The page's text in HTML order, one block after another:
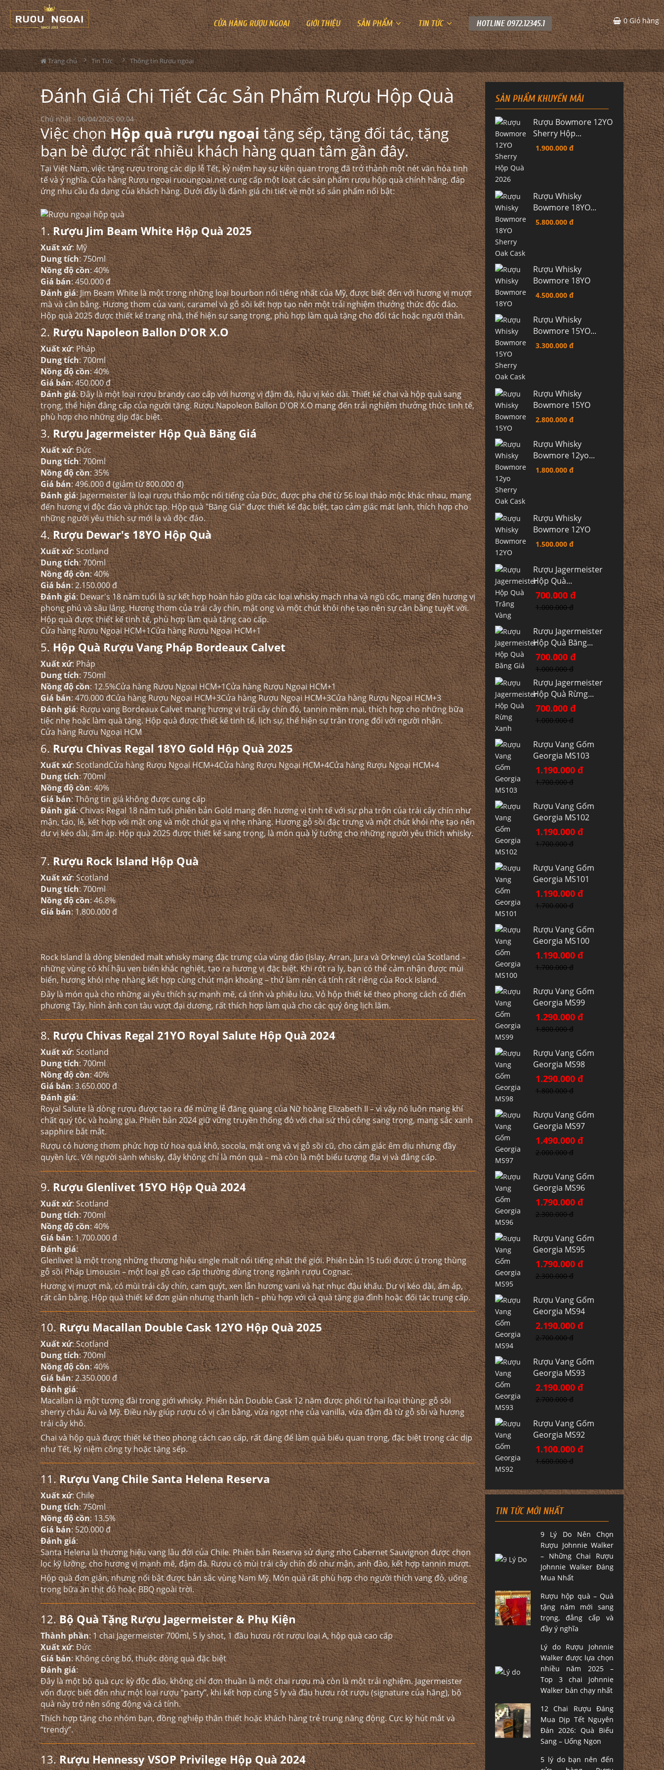
CỬA HÀNG RƯỢU NGOẠI GIỚI THIỆU SẢN PHẨM TIN TỨC HOTLINE 0972.12345.1 0 Giỏ hàng
Trang chủ Tin Tức Thông tin Rượu ngoại
Đánh Giá Chi Tiết Các Sản Phẩm Rượu Hộp Quà
Chủ nhật - 06/04/2025 00:04
Việc chọnHộp quà rượu ngoạitặng sếp, tặng đối tác, tặng
bạn bè được rất nhiều khách hàng quan tâm gần đây.
Tại Việt Nam, việc tặng rượu trong các dịp lễ Tết, kỷ niệm hay sự kiện quan trọng đã trở thành một nét văn hóa tinh
tế và ý nghĩa. Cửa hàng Rượu ngoạiruoungoai.netcung cấp một loạt các sản phẩm rượu hộp quà chính hãng, đáp
ứng nhu cầu đa dạng của khách hàng. Dưới đây là đánh giá chi tiết về một số sản phẩm nổi bật:​
1.Rượu Jim Beam White Hộp Quà 2025
Xuất xứ: Mỹ​
Dung tích: 750ml​
Nồng độ cồn: 40%​
Giá bán: 450.000 đ​
Đánh giá: Jim Beam White là một trong những loại bourbon nổi tiếng nhất của Mỹ, được biết đến với hương vị mượt
mà và cân bằng. Hương thơm của vani, caramel và gỗ sồi kết hợp tạo nên một trải nghiệm thưởng thức độc đáo.
Hộp quà 2025 được thiết kế trang nhã, thể hiện sự sang trọng, phù hợp làm quà tặng cho đối tác hoặc người thân.​
2.Rượu Napoleon Ballon D'OR X.O
Xuất xứ: Pháp​
Dung tích: 700ml​
Nồng độ cồn: 40%​
Giá bán: 450.000 đ​
Đánh giá: Đây là một loại rượu brandy cao cấp với hương vị đậm đà, hậu vị kéo dài. Thiết kế chai và hộp quà sang
trọng, thể hiện đẳng cấp của người tặng. Rượu Napoleon Ballon D'OR X.O mang đến trải nghiệm thưởng thức tinh tế,
phù hợp cho những dịp đặc biệt.​
3.Rượu Jagermeister Hộp Quà Băng Giá
Xuất xứ: Đức​
Dung tích: 700ml​
Nồng độ cồn: 35%​
Giá bán: 496.000 đ (giảm từ 800.000 đ)
Đánh giá: Jagermeister là loại rượu thảo mộc nổi tiếng của Đức, được pha chế từ 56 loại thảo mộc khác nhau, mang
đến hương vị độc đáo và phức tạp. Hộp quà "Băng Giá" được thiết kế đặc biệt, tạo cảm giác mát lạnh, thích hợp cho
những người yêu thích sự mới lạ và độc đáo.​
4.Rượu Dewar's 18YO Hộp Quà
Xuất xứ: Scotland​
Dung tích: 700ml
Nồng độ cồn: 40%​
Giá bán: 2.150.000 đ
Đánh giá: Dewar's 18 năm tuổi là sự kết hợp hoàn hảo giữa các loại whisky mạch nha và ngũ cốc, mang đến hương vị
phong phú và sâu lắng. Hương thơm của trái cây chín, mật ong và một chút khói nhẹ tạo nên sự cân bằng tuyệt vời.
Hộp quà được thiết kế tinh tế, phù hợp làm quà tặng cao cấp.​
Cửa hàng Rượu Ngoại HCM+1Cửa hàng Rượu Ngoại HCM+1
5.Hộp Quà Rượu Vang Pháp Bordeaux Calvet
Xuất xứ: Pháp​
Dung tích: 750ml​
Nồng độ cồn: 12.5%​Cửa hàng Rượu Ngoại HCM+1Cửa hàng Rượu Ngoại HCM+1
Giá bán: 470.000 đ​Cửa hàng Rượu Ngoại HCM+3Cửa hàng Rượu Ngoại HCM+3Cửa hàng Rượu Ngoại HCM+3
Đánh giá: Rượu vang Bordeaux Calvet mang hương vị trái cây chín đỏ, tannin mềm mại, thích hợp cho những bữa
tiệc nhẹ hoặc làm quà tặng. Hộp quà được thiết kế tinh tế, lịch sự, thể hiện sự trân trọng đối với người nhận.​
Cửa hàng Rượu Ngoại HCM
6.Rượu Chivas Regal 18YO Gold Hộp Quà 2025
Xuất xứ: Scotland​Cửa hàng Rượu Ngoại HCM+4Cửa hàng Rượu Ngoại HCM+4Cửa hàng Rượu Ngoại HCM+4
Dung tích: 700ml​
Nồng độ cồn: 40%​
Giá bán: Thông tin giá không được cung cấp​
Đánh giá: Chivas Regal 18 năm tuổi phiên bản Gold mang đến hương vị tinh tế với sự pha trộn của trái cây chín như
mận, táo, lê, kết hợp với mật ong và một chút gia vị nhẹ nhàng. Hương gỗ sồi đặc trưng và một chút khói nhẹ tạo nên
dư vị kéo dài, ấm áp. Hộp quà 2025 được thiết kế sang trọng, là món quà lý tưởng cho những người yêu thích whisky.​
7.Rượu Rock Island Hộp Quà
Xuất xứ: Scotland
Dung tích: 700ml​
Nồng độ cồn: 46.8%​
Giá bán: 1.800.000 đ​
Rock Island là dòng blended malt whisky mang đặc trưng của vùng đảo (Islay, Arran, Jura và Orkney) của Scotland –
những vùng có khí hậu ven biển khắc nghiệt, tạo ra hương vị đặc biệt. Khi rót ra ly, bạn có thể cảm nhận được mùi
biển, hương khói nhẹ nhàng kết hợp cùng chút mặn khoáng – thứ làm nên cá tính rất riêng của Rock Island.
Đây là món quà cho những ai yêu thích sự mạnh mẽ, cá tính và phiêu lưu. Vỏ hộp thiết kế theo phong cách cổ điển
phương Tây, hình ảnh con tàu vượt đại dương, rất thích hợp làm quà cho các quý ông lịch lãm.
8.Rượu Chivas Regal 21YO Royal Salute Hộp Quà 2024
Xuất xứ: Scotland
Dung tích: 700ml
Nồng độ cồn: 40%
Giá bán: 3.650.000 đ
Đánh giá:
Royal Salute là dòng rượu được tạo ra để mừng lễ đăng quang của Nữ hoàng Elizabeth II – vì vậy nó luôn mang khí
chất quý tộc và hoàng gia. Phiên bản 2024 giữ vững truyền thống đó với chai sứ thủ công sang trọng, mang sắc xanh
sapphire bắt mắt.
Rượu có hương thơm phức hợp từ hoa quả khô, socola, mật ong và vị gỗ sồi cũ, cho cảm giác êm dịu nhưng đầy
quyền lực. Với người sành whisky, đây không chỉ là món quà – mà còn là một biểu tượng địa vị và đẳng cấp.
9.Rượu Glenlivet 15YO Hộp Quà 2024
Xuất xứ: Scotland
Dung tích: 700ml
Nồng độ cồn: 40%
Giá bán: 1.700.000 đ
Đánh giá:
Glenlivet là một trong những thương hiệu single malt nổi tiếng nhất thế giới. Phiên bản 15 tuổi được ủ trong thùng
gỗ sồi Pháp Limousin – một loại gỗ cao cấp thường dùng trong ngành rượu Cognac.
Hương vị mượt mà, có mùi trái cây chín, cam quýt, xen lẫn hương vani và hạt nhục đậu khấu. Dư vị kéo dài, ấm áp,
rất cân bằng. Hộp quà thiết kế đơn giản nhưng thanh lịch – phù hợp với cả quà tặng gia đình hoặc đối tác trung cấp.
10.Rượu Macallan Double Cask 12YO Hộp Quà 2025
Xuất xứ: Scotland
Dung tích: 700ml
Nồng độ cồn: 40%
Giá bán: 2.350.000 đ
Đánh giá:
Macallan là một tượng đài trong giới whisky. Phiên bản Double Cask 12 năm được phối từ hai loại thùng: gỗ sồi
sherry châu Âu và Mỹ. Điều này giúp rượu có vị cân bằng, vừa ngọt nhẹ của vanilla, vừa đậm đà từ gỗ sồi và hương
trái cây khô.
Chai và hộp quà được thiết kế theo phong cách cao cấp, rất đáng để làm quà biếu quan trọng, đặc biệt trong các dịp
như Tết, kỷ niệm công ty hoặc tặng sếp.
11.Rượu Vang Chile Santa Helena Reserva
Xuất xứ: Chile
Dung tích: 750ml
Nồng độ cồn: 13.5%
Giá bán: 520.000 đ
Đánh giá:
Santa Helena là thương hiệu vang lâu đời của Chile. Phiên bản Reserva sử dụng nho Cabernet Sauvignon được chọn
lọc kỹ lưỡng, cho hương vị mạnh mẽ, đậm đà. Rượu có mùi trái cây chín đỏ như mận, anh đào, kết hợp tannin mượt.
Hộp quà đơn giản, nhưng nổi bật được bản sắc vùng Nam Mỹ. Món quà rất phù hợp cho người thích vang đỏ, uống
trong bữa ăn thịt đỏ hoặc BBQ ngoài trời.
12.Bộ Quà Tặng Rượu Jagermeister & Phụ Kiện
Thành phần: 1 chai Jagermeister 700ml, 5 ly shot, 1 đầu hươu rót rượu loại A, hộp quà cao cấp
Xuất xứ: Đức
Giá bán: Không công bố, thuộc dòng quà đặc biệt
Đánh giá:
Đây là một bộ quà cực kỳ độc đáo, không chỉ đơn thuần là một chai rượu mà còn là một trải nghiệm. Jagermeister
vốn được biết đến như một loại rượu “party”, khi kết hợp cùng 5 ly và đầu hươu rót rượu (signature của hãng), bộ
quà này trở nên sống động và cá tính.
Thích hợp tặng cho nhóm bạn, đồng nghiệp thân thiết hoặc khách hàng trẻ trung năng động. Cực kỳ hút mắt và
“trendy”.
13.Rượu Hennessy VSOP Privilege Hộp Quà 2024
SẢN PHẨM KHUYẾN MÃI
Rượu Bowmore 12YO
Sherry Hộp...
1.900.000 đ
Rượu Whisky
Bowmore 18YO...
5.800.000 đ
Rượu Whisky
Bowmore 18YO
4.500.000 đ
Rượu Whisky
Bowmore 15YO...
3.300.000 đ
Rượu Whisky
Bowmore 15YO
2.800.000 đ
Rượu Whisky
Bowmore 12yo...
1.800.000 đ
Rượu Whisky
Bowmore 12YO
1.500.000 đ
Rượu Jagermeister
Hộp Quà...
700.000 đ
1.000.000 đ
Rượu Jagermeister
Hộp Quà Băng...
700.000 đ
1.000.000 đ
Rượu Jagermeister
Hộp Quà Rừng...
700.000 đ
1.000.000 đ
Rượu Vang Gốm
Georgia MS103
1.190.000 đ
1.700.000 đ
Rượu Vang Gốm
Georgia MS102
1.190.000 đ
1.700.000 đ
Rượu Vang Gốm
Georgia MS101
1.190.000 đ
1.700.000 đ
Rượu Vang Gốm
Georgia MS100
1.190.000 đ
1.700.000 đ
Rượu Vang Gốm
Georgia MS99
1.290.000 đ
1.800.000 đ
Rượu Vang Gốm
Georgia MS98
1.290.000 đ
1.800.000 đ
Rượu Vang Gốm
Georgia MS97
1.490.000 đ
2.000.000 đ
Rượu Vang Gốm
Georgia MS96
1.790.000 đ
2.300.000 đ
Rượu Vang Gốm
Georgia MS95
1.790.000 đ
2.300.000 đ
Rượu Vang Gốm
Georgia MS94
2.190.000 đ
2.700.000 đ
Rượu Vang Gốm
Georgia MS93
2.190.000 đ
2.700.000 đ
Rượu Vang Gốm
Georgia MS92
1.100.000 đ
1.600.000 đ
TIN TỨC MỚI NHẤT
9 Lý Do Nên Chọn
Rượu Johnnie Walker
– Những Chai Rượu
Johnnie Walker Đáng
Mua Nhất
Rượu hộp quà – Quà
tặng năm mới sang
trọng, đẳng cấp và
đầy ý nghĩa
Lý do Rượu Johnnie
Walker được lựa chọn
nhiều năm 2025 –
Top 3 chai Johnnie
Walker bán chạy nhất
12 Chai Rượu Đáng
Mua Dịp Tết Nguyên
Đán 2026: Quà Biếu
Sang – Uống Ngon
5 lý do bạn nên đến